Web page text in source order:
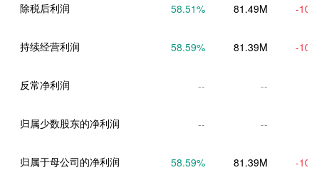
除税后利润 58.51% 81.49M -
持续经营利润 58.59% 81.39M -
反常净利润 -- --
归属少数股东的净利润 -- --
归属于母公司的净利润 58.59% 81.39M -